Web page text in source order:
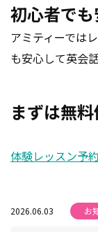
初心者で
アミティーでは
も安心して英会
まずは無
体験レッスン予
2026.06.03 お